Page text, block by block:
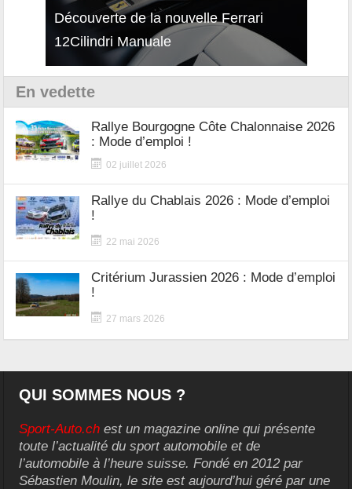
Découverte de la nouvelle Ferrari
12Cilindri Manuale
En vedette
Rallye Bourgogne Côte Chalonnaise 2026
: Mode d’emploi !
02 juillet 2026
Rallye du Chablais 2026 : Mode d’emploi
!
22 mai 2026
Critérium Jurassien 2026 : Mode d’emploi
!
27 mars 2026
QUI SOMMES NOUS ?
Sport-Auto.ch est un magazine online qui présente
toute l’actualité du sport automobile et de
l’automobile à l’heure suisse. Fondé en 2012 par
Sébastien Moulin, le site est aujourd’hui géré par une